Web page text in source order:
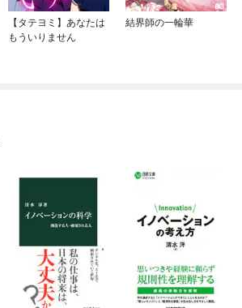
【タテヨミ】あなたは
もういりません
結界師の一輪華